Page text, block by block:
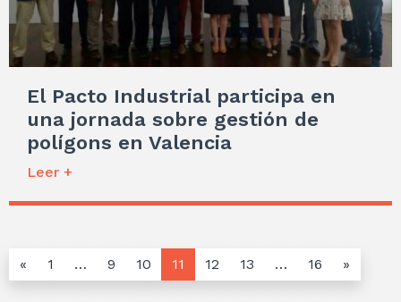
El Pacto Industrial participa en
una jornada sobre gestión de
polígons en Valencia
Leer +
« 1 … 9 10 11 12 13 … 16 »